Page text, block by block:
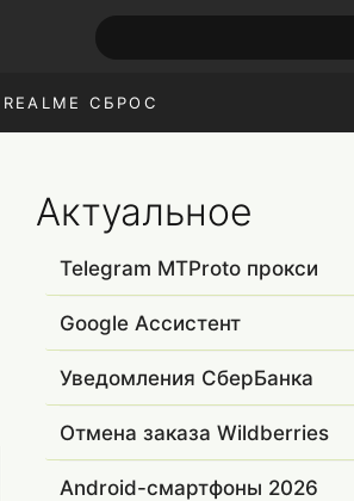
REALME СБРОС
Актуальное
Telegram MTProto прокси
Google Ассистент
Уведомления СберБанка
Отмена заказа Wildberries
Android-смартфоны 2026